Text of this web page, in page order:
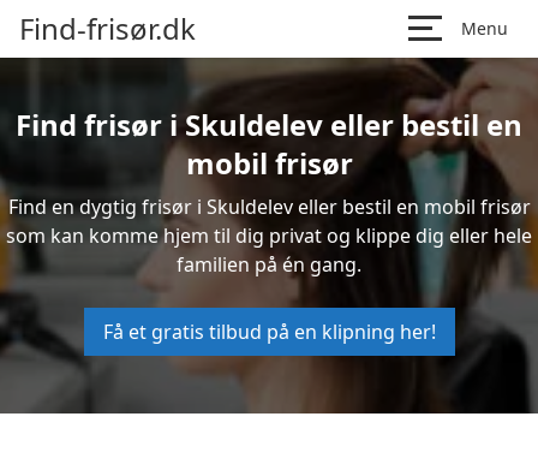
Find-frisør.dk Menu
Find frisør i Skuldelev eller bestil en
mobil frisør
Find en dygtig frisør i Skuldelev eller bestil en mobil frisør
som kan komme hjem til dig privat og klippe dig eller hele
familien på én gang.
Få et gratis tilbud på en klipning her!